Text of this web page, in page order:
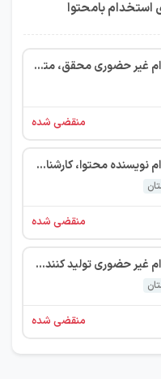
استخدام بامحتوا
استخدام غیر حضوری محقق، مترجم و مهندس طراح معماری، شهرسازی، عمران
منقضی شده
استخدام نویسنده محتوا، کارشناس تولید کننده محتوا، مترجم از سراسر کشور
منقضی شده
استخدام غیر حضوری تولید کننده محتوا، نویسنده، مترجم
منقضی شده